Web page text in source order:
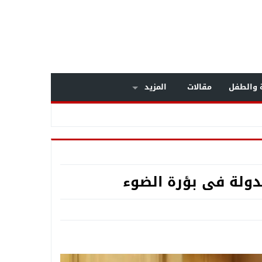
والطفل مقالات
المزيد
المنظومة الأمنيةة متجددة
فى بؤرة الضوء